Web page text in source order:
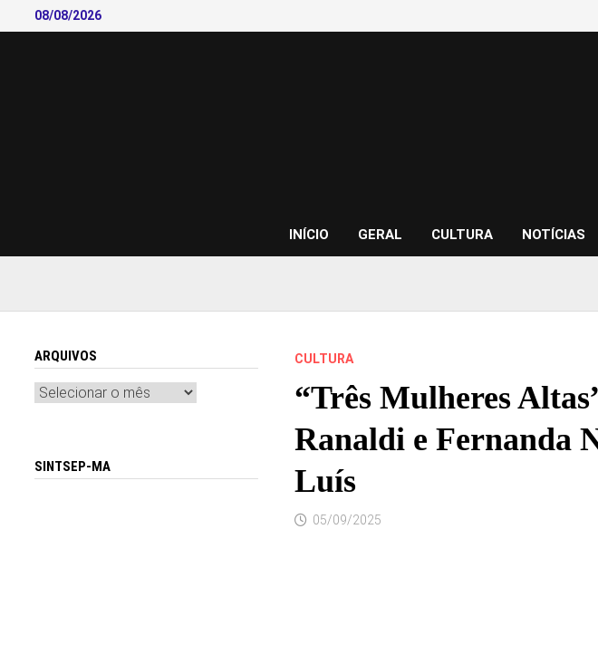
to
08/08/2026
INÍCIO GERAL CULTURA NOTÍCIAS
CULTURA
“Três Mulheres
Ranaldi e Fernanda
Luís
05/09/2025
ARQUIVOS
Arquivos
SINTSEP-MA